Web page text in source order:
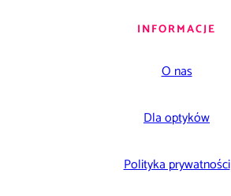
INFORMACJE
O nas
Dla optyków
Polityka prywatności